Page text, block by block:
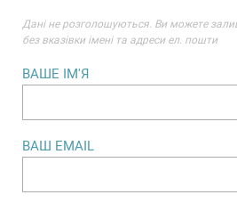
Данi не розголошуються. Ви можете
без вказiвки iменi та адреси ел. пошти
ВАШЕ IМ'Я
ВАШ EMAIL